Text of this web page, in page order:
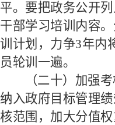
平。要把政务公开
干部学习培训内容
训计划，力争3年内
员轮训一遍。
（二十）加强考
纳入政府目标管理
核范围，加大分值